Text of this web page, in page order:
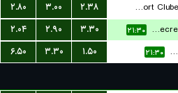
Sport Clube Gaucho ۲.۳۸ ۳.۰۰
۲.۸۰
EC Veranópolis Recreativo Cultural ۲۱:۳۰ ۳.۳۰ ۲.۹۰
۲.۰۴
Gremio Esportivo Bage ۲۱:۳۰ ۱.۵۰ ۳.۳۰
۶.۵۰